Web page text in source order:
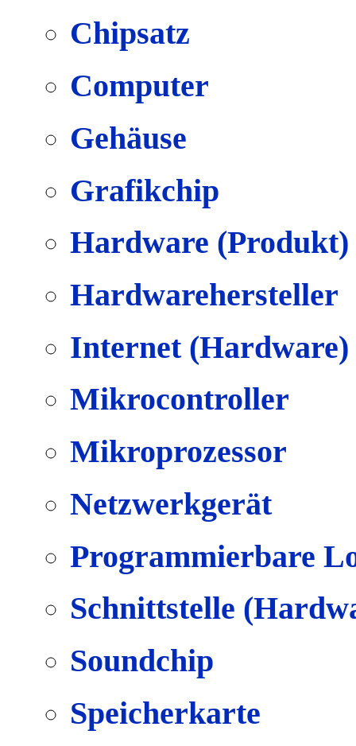
Chipsatz
Computer
Gehäuse
Grafikchip
Hardware (Produkt)
Hardwarehersteller
Internet (Hardware)
Mikrocontroller
Mikroprozessor
Netzwerkgerät
Programmierbare
Schnittstelle
Soundchip
Speicherkarte